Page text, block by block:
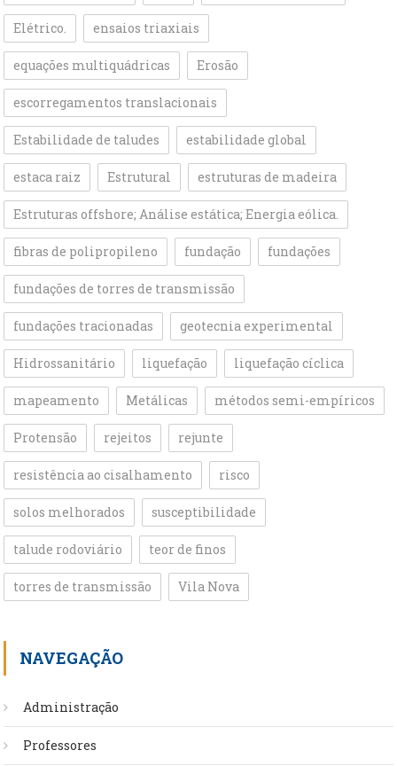
Elétrico. ensaios triaxiais
equações multiquádricas Erosão
escorregamentos translacionais
Estabilidade de taludes estabilidade global
estaca raiz Estrutural estruturas de madeira
Estruturas offshore; Análise estática; Energia eólica.
fibras de polipropileno fundação fundações
fundações de torres de transmissão
fundações tracionadas geotecnia experimental
Hidrossanitário liquefação liquefação cíclica
mapeamento Metálicas métodos semi-empíricos
Protensão rejeitos rejunte
resistência ao cisalhamento risco
solos melhorados susceptibilidade
talude rodoviário teor de finos
torres de transmissão Vila Nova
NAVEGAÇÃO
Administração
Professores